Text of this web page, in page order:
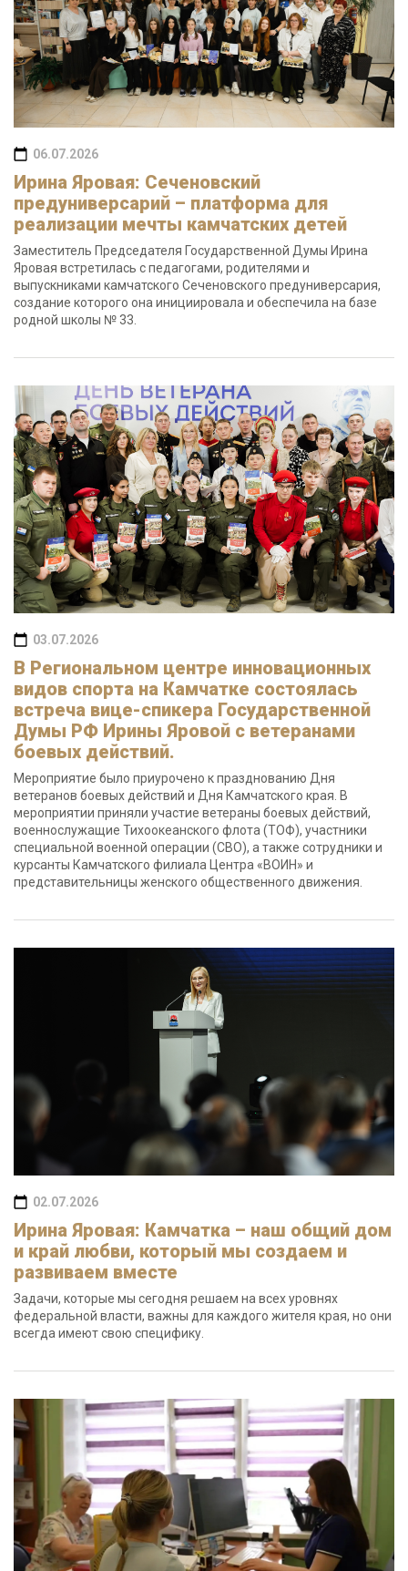
06.07.2026
Ирина Яровая: Сеченовский
предуниверсарий – платформа для
реализации мечты камчатских детей
Заместитель Председателя Государственной Думы Ирина
Яровая встретилась с педагогами, родителями и
выпускниками камчатского Сеченовского предуниверсария,
создание которого она инициировала и обеспечила на базе
родной школы № 33.
03.07.2026
В Региональном центре инновационных
видов спорта на Камчатке состоялась
встреча вице-спикера Государственной
Думы РФ Ирины Яровой с ветеранами
боевых действий.
Мероприятие было приурочено к празднованию Дня
ветеранов боевых действий и Дня Камчатского края. В
мероприятии приняли участие ветераны боевых действий,
военнослужащие Тихоокеанского флота (ТОФ), участники
специальной военной операции (СВО), а также сотрудники и
курсанты Камчатского филиала Центра «ВОИН» и
представительницы женского общественного движения.
02.07.2026
Ирина Яровая: Камчатка – наш общий дом
и край любви, который мы создаем и
развиваем вместе
Задачи, которые мы сегодня решаем на всех уровнях
федеральной власти, важны для каждого жителя края, но они
всегда имеют свою специфику.